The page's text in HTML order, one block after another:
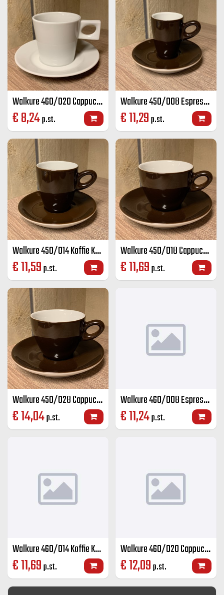
Walkure 460/020 Cappuccino K+S wit 20 cl
€8,24p.st.
Walkure 450/008 Espresso K+S kleur 8 cl
€11,29p.st.
Walkure 450/014 Koffie K+S kleur 14 cl
€11,59p.st.
Walkure 450/018 Cappuccino K+S kleur 18 cl
€11,69p.st.
Walkure 450/028 Cappuccino groot K+S kleur 28 cl
€14,04p.st.
Walkure 460/008 Espresso K+S kleur 8 cl
€11,24p.st.
Walkure 460/014 Koffie K+S kleur 14 cl
€11,69p.st.
Walkure 460/020 Cappuccino K+S kleur 20 cl
€12,09p.st.